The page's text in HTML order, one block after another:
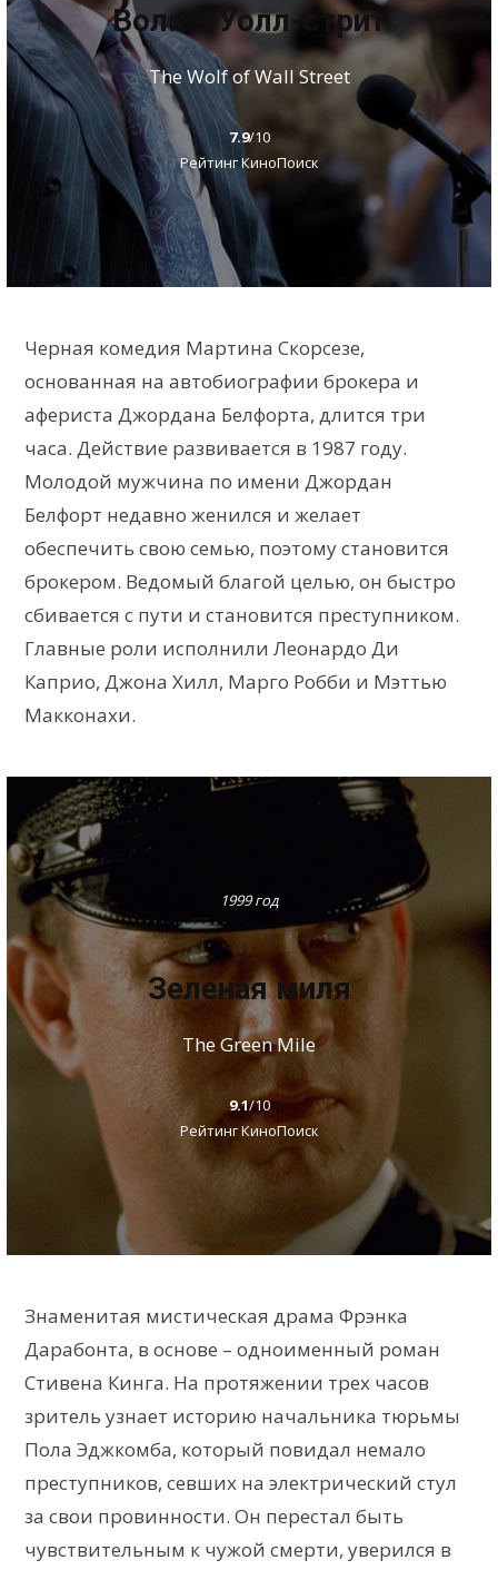
Волк с Уолл-стрит
The Wolf of Wall Street
7.9/10
Рейтинг КиноПоиск
Черная комедия Мартина Скорсезе,
основанная на автобиографии брокера и
афериста Джордана Белфорта, длится три
часа. Действие развивается в 1987 году.
Молодой мужчина по имени Джордан
Белфорт недавно женился и желает
обеспечить свою семью, поэтому становится
брокером. Ведомый благой целью, он быстро
сбивается с пути и становится преступником.
Главные роли исполнили Леонардо Ди
Каприо, Джона Хилл, Марго Робби и Мэттью
Макконахи.
1999 год
Зеленая миля
The Green Mile
9.1/10
Рейтинг КиноПоиск
Знаменитая мистическая драма Фрэнка
Дарабонта, в основе – одноименный роман
Стивена Кинга. На протяжении трех часов
зритель узнает историю начальника тюрьмы
Пола Эджкомба, который повидал немало
преступников, севших на электрический стул
за свои провинности. Он перестал быть
чувствительным к чужой смерти, уверился в